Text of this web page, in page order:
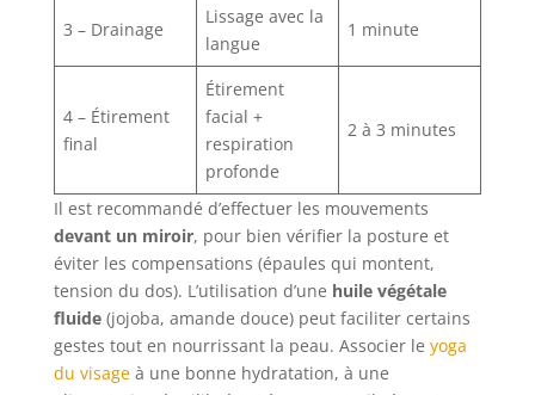
3 – Drainage
Lissage avec la
langue
1 minute
4 – Étirement
final
Étirement
facial +
respiration
profonde
2 à 3 minutes
Il est recommandé d’effectuer les mouvements
devant un miroir, pour bien vérifier la posture et
éviter les compensations (épaules qui montent,
tension du dos). L’utilisation d’une huile végétale
fluide(jojoba, amande douce) peut faciliter certains
gestes tout en nourrissant la peau. Associer le yoga
du visageà une bonne hydratation, à une